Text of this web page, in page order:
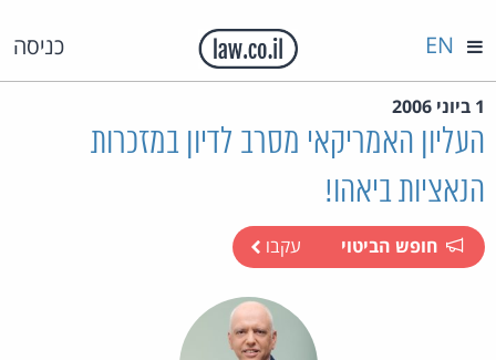
כניסה EN
1 ביוני 2006
העליון האמריקאי מסרב לדיון במזכרות
הנאציות ביאהו!
חופש הביטוי עקבו